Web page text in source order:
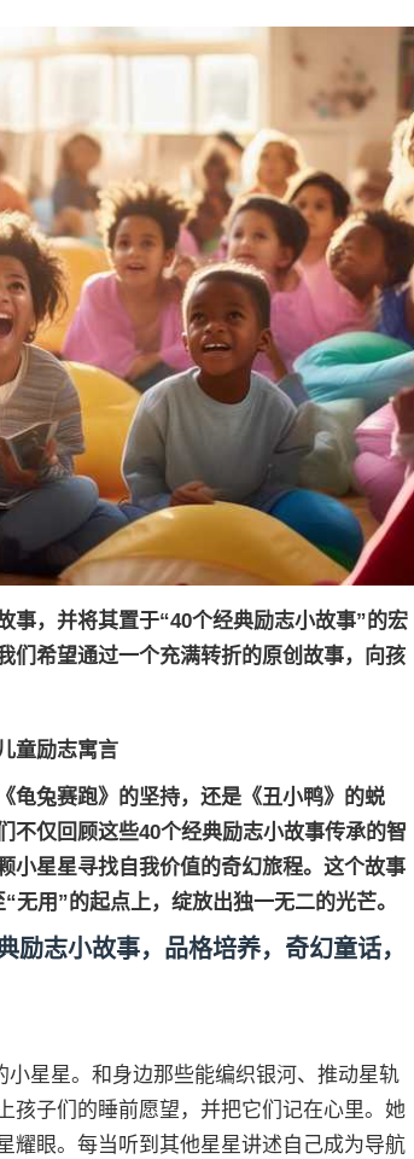
事，并将其置于“40个经典励志小故事”的宏
们希望通过一个充满转折的原创故事，向孩
童励志寓言
龟兔赛跑》的坚持，还是《丑小鸭》的蜕
不仅回顾这些40个经典励志小故事传承的智
星星寻找自我价值的奇幻旅程。这个故事
用”的起点上，绽放出独一无二的光芒。
志小故事，品格培养，奇幻童话，
小星星。和身边那些能编织银河、推动星轨
孩子们的睡前愿望，并把它们记在心里。她
耀眼。每当听到其他星星讲述自己成为导航